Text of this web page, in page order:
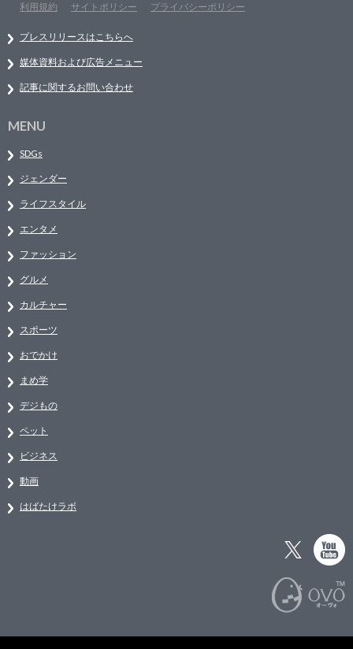
利用規約
サイトポリシー プライバシーポリシー
プレスリリースはこちらへ
媒体資料および広告メニュー
記事に関するお問い合わせ
MENU
SDGs
ジェンダー
ライフスタイル
エンタメ
ファッション
グルメ
カルチャー
スポーツ
おでかけ
まめ学
デジもの
ペット
ビジネス
動画
はばたけラボ